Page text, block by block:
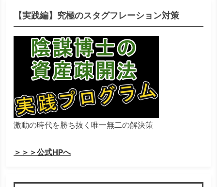
【実践編】究極のスタグフレーション対策
激動の時代を勝ち抜く唯一無二の解決策
＞＞＞公式HPへ